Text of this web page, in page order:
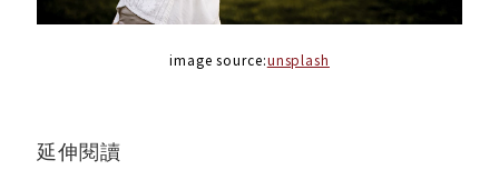
image source:unsplash
延伸閱讀